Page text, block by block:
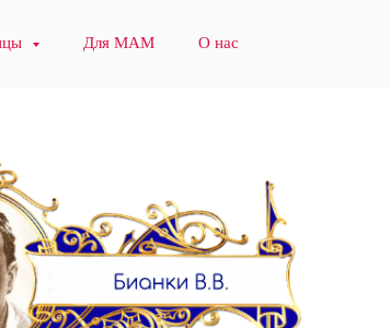
Для МАМ О нас